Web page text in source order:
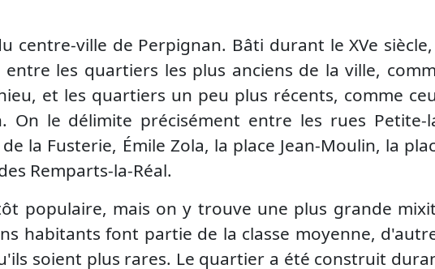
centre-ville de Perpignan. Bâti durant le XVe
les quartiers les plus anciens de la ville,
et les quartiers un peu plus récents, comme
On le délimite précisément entre les rues Petite-
la Fusterie, Émile Zola, la place Jean-Moulin, la
Remparts-la-Réal.
populaire, mais on y trouve une plus grande
habitants font partie de la classe moyenne,
soient plus rares. Le quartier a été construit